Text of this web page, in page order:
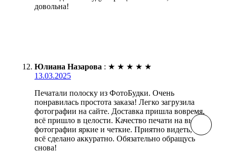
довольна!
Юлиана Назарова : ★ ★ ★ ★ ★
13.03.2025
Печатали полоску из ФотоБудки. Очень
понравилась простота заказа! Легко загрузила
фотографии на сайте. Доставка пришла вовремя,
всё пришло в целости. Качество печати на высоте,
фотографии яркие и четкие. Приятно видеть, что
всё сделано аккуратно. Обязательно обращусь
снова!